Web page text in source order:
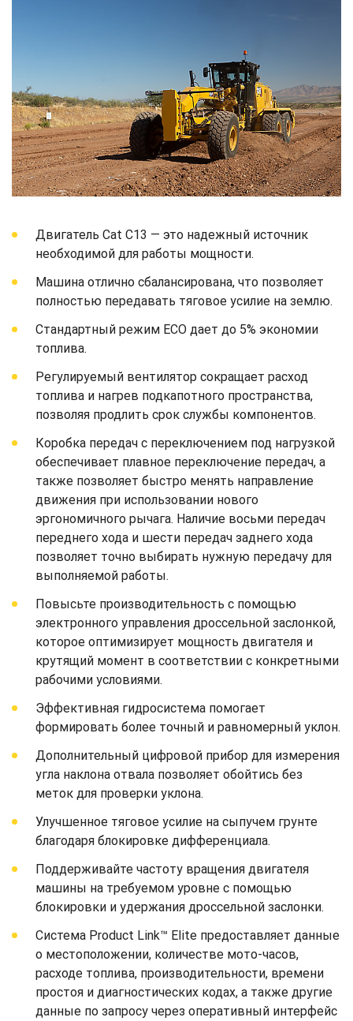
Двигатель Cat C13 — это надежный источник
необходимой для работы мощности.
Машина отлично сбалансирована, что позволяет
полностью передавать тяговое усилие на землю.
Стандартный режим ECO дает до 5% экономии
топлива.
Регулируемый вентилятор сокращает расход
топлива и нагрев подкапотного пространства,
позволяя продлить срок службы компонентов.
Коробка передач с переключением под нагрузкой
обеспечивает плавное переключение передач, а
также позволяет быстро менять направление
движения при использовании нового
эргономичного рычага. Наличие восьми передач
переднего хода и шести передач заднего хода
позволяет точно выбирать нужную передачу для
выполняемой работы.
Повысьте производительность с помощью
электронного управления дроссельной заслонкой,
которое оптимизирует мощность двигателя и
крутящий момент в соответствии с конкретными
рабочими условиями.
Эффективная гидросистема помогает
формировать более точный и равномерный уклон.
Дополнительный цифровой прибор для измерения
угла наклона отвала позволяет обойтись без
меток для проверки уклона.
Улучшенное тяговое усилие на сыпучем грунте
благодаря блокировке дифференциала.
Поддерживайте частоту вращения двигателя
машины на требуемом уровне с помощью
блокировки и удержания дроссельной заслонки.
Система Product Link™ Elite предоставляет данные
о местоположении, количестве мото-часов,
расходе топлива, производительности, времени
простоя и диагностических кодах, а также другие
данные по запросу через оперативный интерфейс